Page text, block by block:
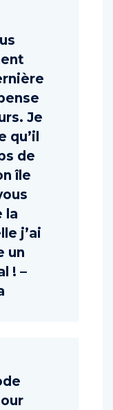
Je
qu’il
de
île
la
j’ai
un
! –